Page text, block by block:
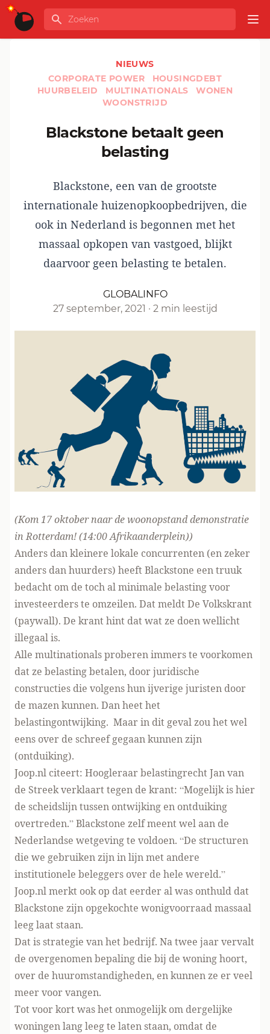
Ga naar de inhoud
GLOBALINFO
Zoeken
NIEUWS
CORPORATE POWER
HOUSINGDEBT
HUURBELEID
MULTINATIONALS
WONEN
WOONSTRIJD
Blackstone betaalt geen
belasting
Blackstone, een van de grootste
internationale huizenopkoopbedrijven, die
ook in Nederland is begonnen met het
massaal opkopen van vastgoed, blijkt
daarvoor geen belasting te betalen.
GLOBALINFO
27 september, 2021 · 2 min leestijd
(Kom 17 oktober naar dewoonopstand demonstratie
in Rotterdam!(14:00 Afrikaanderplein))
Anders dan kleinere lokale concurrenten (en zeker
anders dan huurders) heeft Blackstone een truuk
bedacht om de toch al minimale belasting voor
investeerders te omzeilen. Dat meldtDe Volkskrant
(paywall). De krant hint dat wat ze doen wellicht
illegaal is.
Alle multinationals proberen immers te voorkomen
dat ze belasting betalen, door juridische
constructies die volgens hun ijverige juristen door
de mazen kunnen. Dan heet het
belastingontwijking. Maar in dit geval zou het wel
eens over de schreef gegaan kunnen zijn
(ontduiking).
Joop.nl citeert: Hoogleraar belastingrecht Jan van
de Streek verklaart tegen de krant: “Mogelijk is hier
de scheidslijn tussen ontwijking en ontduiking
overtreden.” Blackstone zelf meent wel aan de
Nederlandse wetgeving te voldoen. “De structuren
die we gebruiken zijn in lijn met andere
institutionele beleggers over de hele wereld.”
Joop.nl merkt ook op dat eerder al was onthuld dat
Blackstone zijn opgekochte wonigvoorraad massaal
leeg laat staan.
Dat is strategie van het bedrijf. Na twee jaar vervalt
de overgenomen bepaling die bij de woning hoort,
over de huuromstandigheden, en kunnen ze er veel
meer voor vangen.
Tot voor kort was het onmogelijk om dergelijke
woningen lang leeg te laten staan, omdat de